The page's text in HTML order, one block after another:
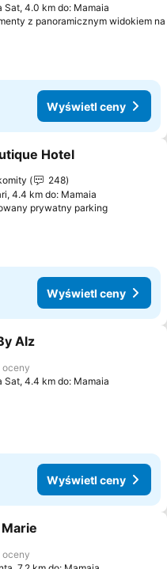
Sat, 4.0 km do: Mamaia
z panoramicznym widokiem na
Wyświetl ceny
do ulubionych
Hotel
248
4.4 km do: Mamaia
prywatny parking
Wyświetl ceny
do ulubionych
Alz
oceny
Sat, 4.4 km do: Mamaia
Wyświetl ceny
do ulubionych
oceny